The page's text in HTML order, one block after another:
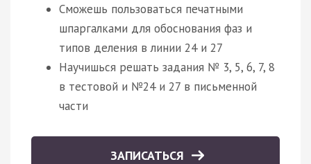
Сможешь пользоваться печатными
шпаргалками для обоснования фаз и
типов деления в линии 24 и 27
Научишься решать задания № 3, 5, 6, 7, 8
в тестовой и №24 и 27 в письменной
части
ЗАПИСАТЬСЯ